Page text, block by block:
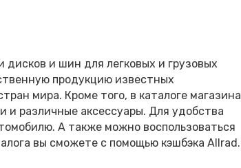
и шин для легковых и грузовых
продукцию известных
мира. Кроме того, в каталоге
и различные аксессуары. Для удобства
А также можно воспользоваться
вы сможете с помощью кэшбэка Allrad.